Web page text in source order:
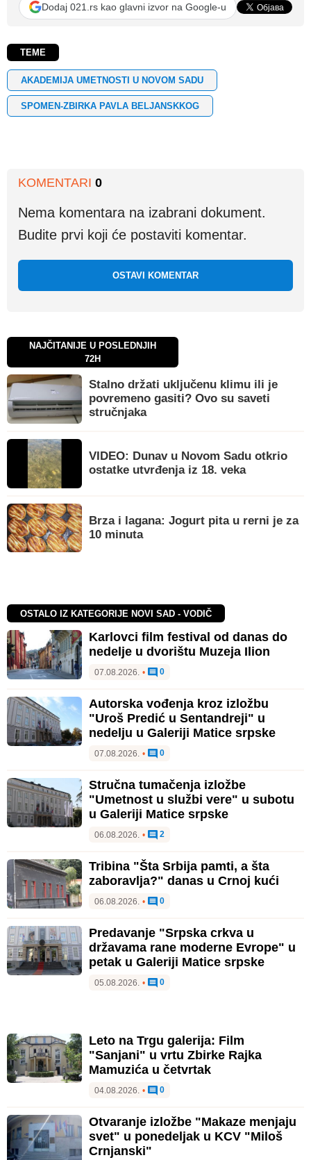
Dodaj 021.rs kao glavni izvor na Google-u
TEME
AKADEMIJA UMETNOSTI U NOVOM SADU
SPOMEN-ZBIRKA PAVLA BELJANSKKOG
KOMENTARI 0
Nema komentara na izabrani dokument.
Budite prvi koji će postaviti komentar.
OSTAVI KOMENTAR
NAJČITANIJE U POSLEDNJIH
72H
Stalno držati uključenu klimu ili je
povremeno gasiti? Ovo su saveti
stručnjaka
VIDEO: Dunav u Novom Sadu otkrio
ostatke utvrđenja iz 18. veka
Brza i lagana: Jogurt pita u rerni je za
10 minuta
OSTALO IZ KATEGORIJE NOVI SAD - VODIČ
Karlovci film festival od danas do
nedelje u dvorištu Muzeja Ilion
07.08.2026. • 0
Autorska vođenja kroz izložbu
"Uroš Predić u Sentandreji" u
nedelju u Galeriji Matice srpske
07.08.2026. • 0
Stručna tumačenja izložbe
"Umetnost u službi vere" u subotu
u Galeriji Matice srpske
06.08.2026. • 2
Tribina "Šta Srbija pamti, a šta
zaboravlja?" danas u Crnoj kući
06.08.2026. • 0
Predavanje "Srpska crkva u
državama rane moderne Evrope" u
petak u Galeriji Matice srpske
05.08.2026. • 0
Leto na Trgu galerija: Film
"Sanjani" u vrtu Zbirke Rajka
Mamuzića u četvrtak
04.08.2026. • 0
Otvaranje izložbe "Makaze menjaju
svet" u ponedeljak u KCV "Miloš
Crnjanski"